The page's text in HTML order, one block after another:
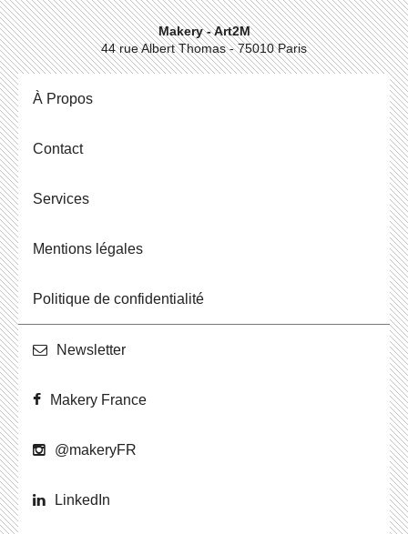
Makery - Art2M
44 rue Albert Thomas - 75010 Paris
À Propos
Contact
Ser­vices
Men­tions légales
Po­li­tique de confidentialité
News­let­ter
Makery France
@ma­ke­ryFR
Lin­ke­dIn